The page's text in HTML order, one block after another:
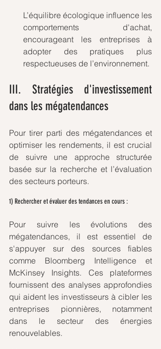
L’équilibre écologique influence les
comportements d'achat,
encourageant les entreprises à
adopter des pratiques plus
respectueuses de l’environnement.
III. Stratégies d'investissement
dans les mégatendances
Pour tirer parti des mégatendances et
optimiser les rendements, il est crucial
de suivre une approche structurée
basée sur la recherche et l’évaluation
des secteurs porteurs.
1) Rechercher et évaluer des tendances en cours :
Pour suivre les évolutions des
mégatendances, il est essentiel de
s'appuyer sur des sources fiables
comme Bloomberg Intelligence et
McKinsey Insights. Ces plateformes
fournissent des analyses approfondies
qui aident les investisseurs à cibler les
entreprises pionnières, notamment
dans le secteur des énergies
renouvelables.